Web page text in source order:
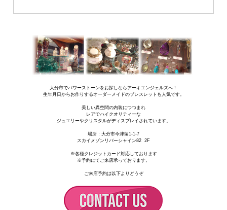
★サイズについて★
手首周り15.5cmの手首周りの方に適しています。
サイズダウン・サイズアップご希望の際は手首サイズをお知らせください。
大分市でパワーストーンをお探しならアーキエンジェルズへ！
生年月日からお作りするオーダーメイドのブレスレットも人気です。
美しい異空間の内装につつまれ
レアでハイクオリティーな
ジュエリーやクリスタルがディスプレイされています。
場所： 大分市今津留1-1-7
スカイメゾンリバーシャイン82 2F
※各種クレジットカード対応しております
※予約にてご来店承っております。
ご来店予約は以下よりどうぞ